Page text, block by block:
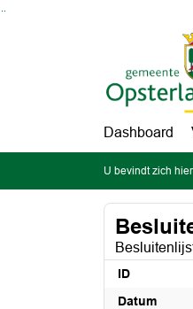
Dashboard
U bevindt zich
ID
Datum